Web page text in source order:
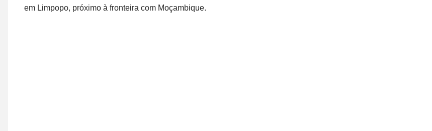
em Limpopo, próximo à fronteira com Moçambique.